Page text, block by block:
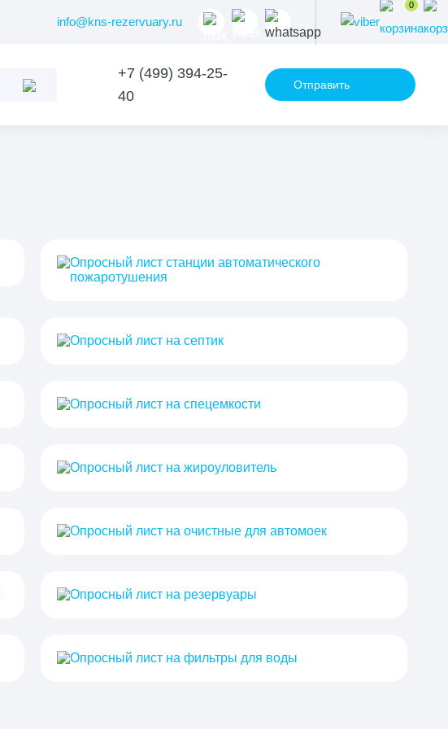
info@kns-rezervuary.ru
0
+7 (499) 394-25-
40
Отправить
Опросный лист станции автоматического
пожаротушения
Опросный лист на септик
Oпросный лист на спецемкости
Oпросный лист на жироуловитель
Oпросный лист на очистные для автомоек
Oпросный лист на резервуары
Oпросный лист на фильтры для воды